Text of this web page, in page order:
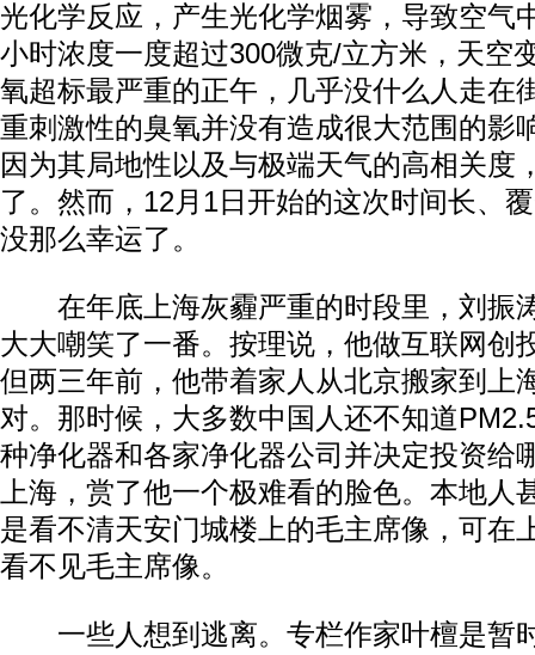
光化学反应，产生光化学烟雾，导致空气
小时浓度一度超过300微克/立方米，天空
氧超标最严重的正午，几乎没什么人走在
重刺激性的臭氧并没有造成很大范围的影
因为其局地性以及与极端天气的高相关度
了。然而，12月1日开始的这次时间长、
没那么幸运了。
在年底上海灰霾严重的时段里，刘振
大大嘲笑了一番。按理说，他做互联网创
但两三年前，他带着家人从北京搬家到
对。那时候，大多数中国人还不知道
种净化器和各家净化器公司并决定投资给
上海，赏了他一个极难看的脸色。本地人
是看不清天安门城楼上的毛主席像，可在
看不见毛主席像。
一些人想到逃离。专栏作家叶檀是暂